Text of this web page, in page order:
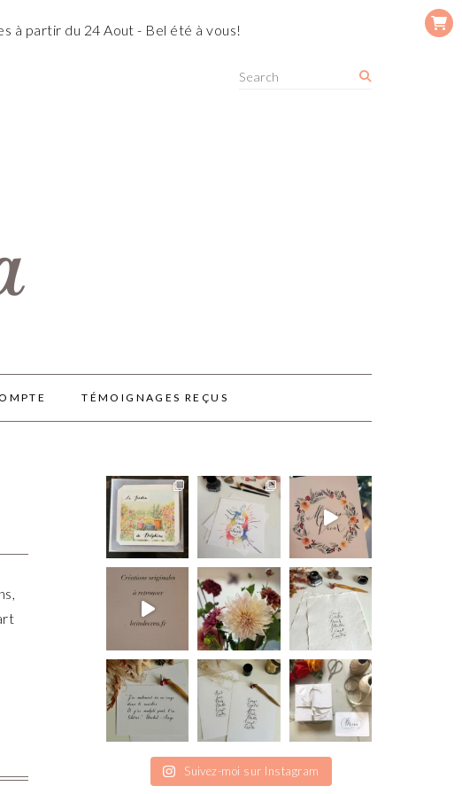
à partir du 24 Aout - Bel été à vous!
TÉMOIGNAGES REÇUS
Suivez-moi sur Instagram